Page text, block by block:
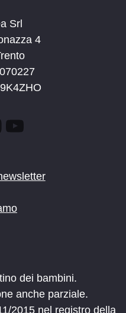
Srl
4
YouTube
dei bambini.
anche parziale.
2015 nel registro della